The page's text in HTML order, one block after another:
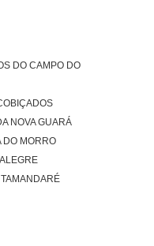
DO CAMPO DO
NOVA GUARÁ
DO MORRO